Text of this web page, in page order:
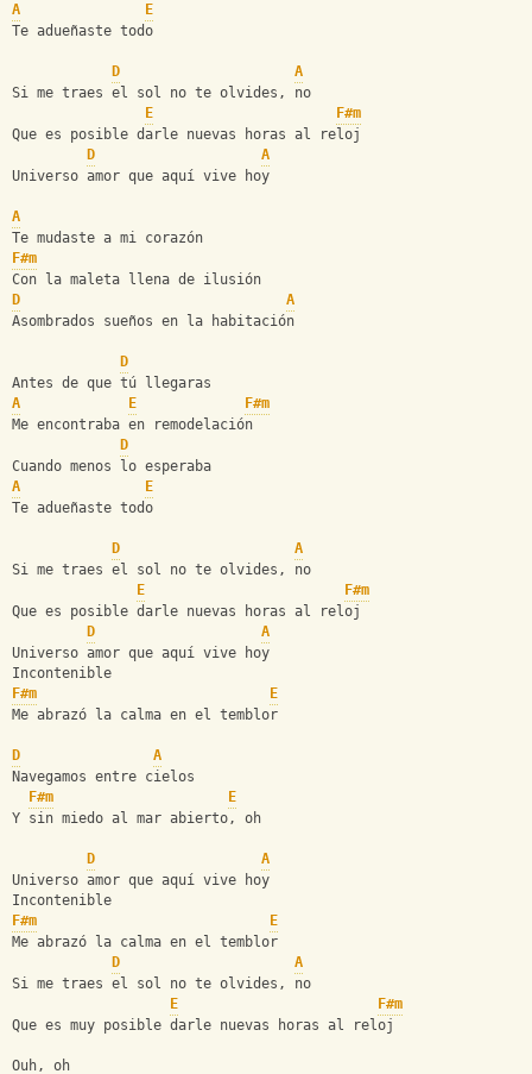
A
E
Te adueñaste todo
D
A
Si me traes el sol no te olvides, no
E
F#m
Que es posible darle nuevas horas al reloj
D
A
Universo amor que aquí vive hoy
A
Te mudaste a mi corazón
F#m
Con la maleta llena de ilusión
D
A
Asombrados sueños en la habitación
D
Antes de que tú llegaras
A
E
F#m
Me encontraba en remodelación
D
Cuando menos lo esperaba
A
E
Te adueñaste todo
D
A
Si me traes el sol no te olvides, no
E
F#m
Que es posible darle nuevas horas al reloj
D
A
Universo amor que aquí vive hoy
Incontenible
F#m
E
Me abrazó la calma en el temblor
D
A
Navegamos entre cielos
F#m
E
Y sin miedo al mar abierto, oh
D
A
Universo amor que aquí vive hoy
Incontenible
F#m
E
Me abrazó la calma en el temblor
D
A
Si me traes el sol no te olvides, no
E
F#m
Que es muy posible darle nuevas horas al reloj
Ouh, oh